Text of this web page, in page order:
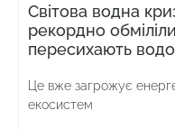
Світова водна
рекордно
пересихають
Це вже загрожує
екосистем